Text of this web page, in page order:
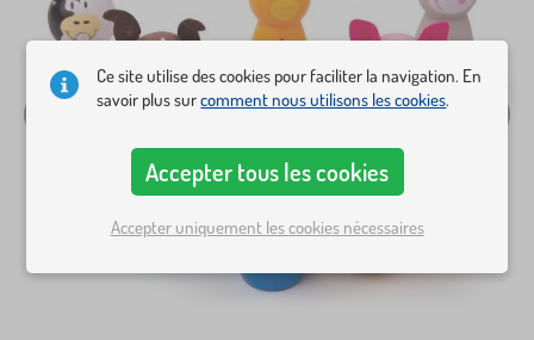
Ce site utilise des cookies pour faciliter la navigation. En
savoir plus surcomment nous utilisons les cookies.
Accepter tous les cookies
Accepter uniquement les cookies nécessaires